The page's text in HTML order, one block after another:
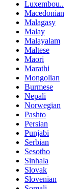
Luxembou..
Macedonian
Malagasy
Malay
Malayalam
Maltese
Maori
Marathi
Mongolian
Burmese
Nepali
Norwegian
Pashto
Persian
Punjabi
Serbian
Sesotho
Sinhala
Slovak
Slovenian